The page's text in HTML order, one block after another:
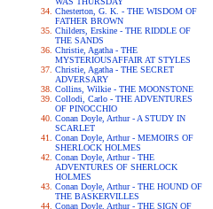
Chesterton, G. K. - THE WISDOM OF
FATHER BROWN
Childers, Erskine - THE RIDDLE OF
THE SANDS
Christie, Agatha - THE
MYSTERIOUSAFFAIR AT STYLES
Christie, Agatha - THE SECRET
ADVERSARY
Collins, Wilkie - THE MOONSTONE
Collodi, Carlo - THE ADVENTURES
OF PINOCCHIO
Conan Doyle, Arthur - A STUDY IN
SCARLET
Conan Doyle, Arthur - MEMOIRS OF
SHERLOCK HOLMES
Conan Doyle, Arthur - THE
ADVENTURES OF SHERLOCK
HOLMES
Conan Doyle, Arthur - THE HOUND OF
THE BASKERVILLES
Conan Doyle, Arthur - THE SIGN OF